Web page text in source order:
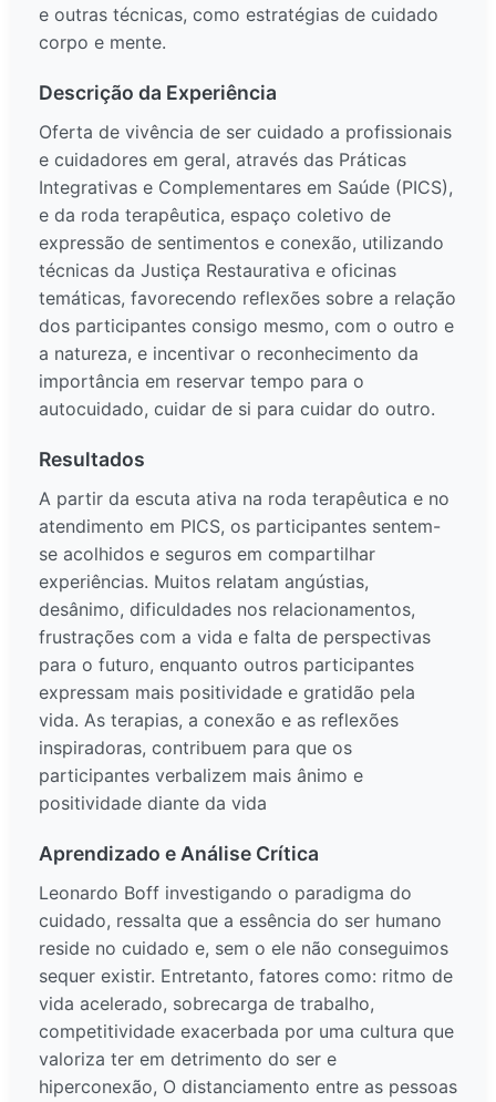
e outras técnicas, como estratégias de cuidado
corpo e mente.
Descrição da Experiência
Oferta de vivência de ser cuidado a profissionais
e cuidadores em geral, através das Práticas
Integrativas e Complementares em Saúde (PICS),
e da roda terapêutica, espaço coletivo de
expressão de sentimentos e conexão, utilizando
técnicas da Justiça Restaurativa e oficinas
temáticas, favorecendo reflexões sobre a relação
dos participantes consigo mesmo, com o outro e
a natureza, e incentivar o reconhecimento da
importância em reservar tempo para o
autocuidado, cuidar de si para cuidar do outro.
Resultados
A partir da escuta ativa na roda terapêutica e no
atendimento em PICS, os participantes sentem-
se acolhidos e seguros em compartilhar
experiências. Muitos relatam angústias,
desânimo, dificuldades nos relacionamentos,
frustrações com a vida e falta de perspectivas
para o futuro, enquanto outros participantes
expressam mais positividade e gratidão pela
vida. As terapias, a conexão e as reflexões
inspiradoras, contribuem para que os
participantes verbalizem mais ânimo e
positividade diante da vida
Aprendizado e Análise Crítica
Leonardo Boff investigando o paradigma do
cuidado, ressalta que a essência do ser humano
reside no cuidado e, sem o ele não conseguimos
sequer existir. Entretanto, fatores como: ritmo de
vida acelerado, sobrecarga de trabalho,
competitividade exacerbada por uma cultura que
valoriza ter em detrimento do ser e
hiperconexão, O distanciamento entre as pessoas